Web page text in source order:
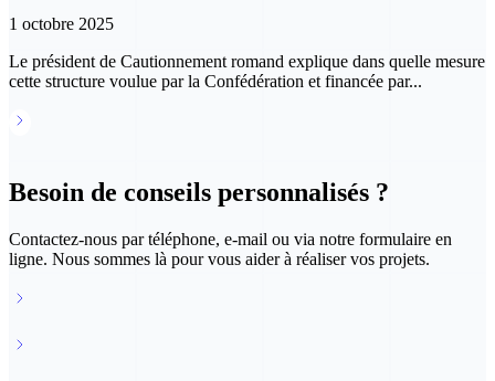
1 octobre 2025
Le président de Cautionnement romand explique dans quelle mesure
cette structure voulue par la Confédération et financée par...
Besoin de conseils personnalisés ?
Contactez-nous par téléphone, e-mail ou via notre formulaire en
ligne. Nous sommes là pour vous aider à réaliser vos projets.